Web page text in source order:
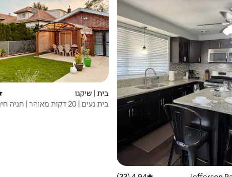
בית | שיקגו
בית נעים | 20 דקות מאוהר | חניה חינם